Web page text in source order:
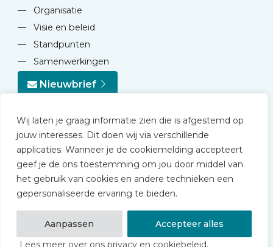
Wij laten je graag informatie zien die is afgestemd op
jouw interesses. Dit doen wij via verschillende
applicaties. Wanneer je de cookiemelding accepteert
geef je de ons toestemming om jou door middel van
het gebruik van cookies en andere technieken een
gepersonaliseerde ervaring te bieden.
Aanpassen
Accepteer alles
Lees meer over ons privacy en cookiebeleid.
—
Organisatie
—
Visie en beleid
—
Standpunten
—
Samenwerkingen
Nieuwbrief
© 2026 NVD
Privacy statement
Disclaimer